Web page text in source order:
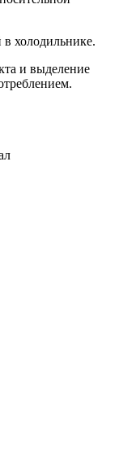
холодильнике.
и выделение